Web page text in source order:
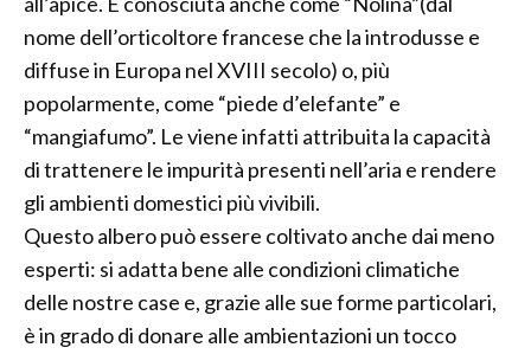
nome dell’orticoltore francese che la introdusse e
diffuse in Europa nel XVIII secolo) o, più
popolarmente, come “piede d’elefante” e
“mangiafumo”. Le viene infatti attribuita la capacità
di trattenere le impurità presenti nell’aria e rendere
gli ambienti domestici più vivibili.
Questo albero può essere coltivato anche dai meno
esperti: si adatta bene alle condizioni climatiche
delle nostre case e, grazie alle sue forme particolari,
è in grado di donare alle ambientazioni un tocco